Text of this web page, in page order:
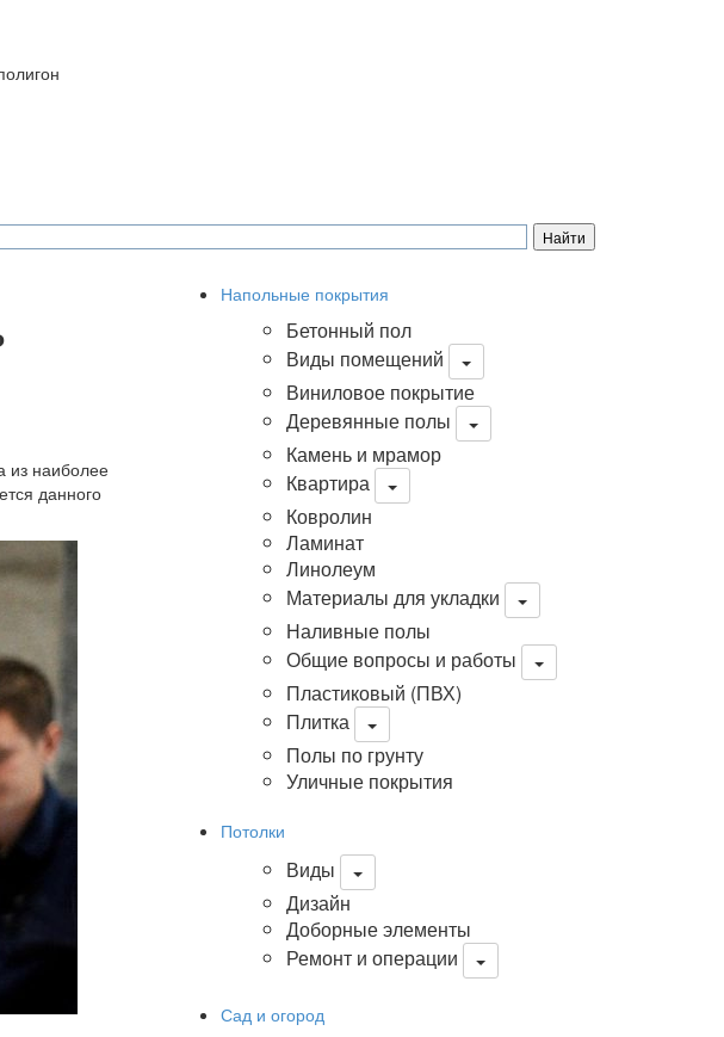
из наиболее
данного
Напольные покрытия
Бетонный пол
Виды помещений
Виниловое покрытие
Деревянные полы
Камень и мрамор
Квартира
Ковролин
Ламинат
Линолеум
Материалы для укладки
Наливные полы
Общие вопросы и работы
Пластиковый (ПВХ)
Плитка
Полы по грунту
Уличные покрытия
Потолки
Виды
Дизайн
Доборные элементы
Ремонт и операции
Сад и огород